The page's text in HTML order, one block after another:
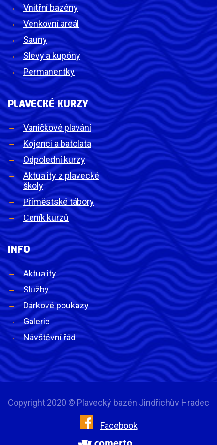
Vnitřní bazény
Venkovní areál
Sauny
Slevy a kupóny
Permanentky
PLAVECKÉ KURZY
Vaničkové plavání
Kojenci a batolata
Odpolední kurzy
Aktuality z plavecké
školy
Příměstské tábory
Ceník kurzů
INFO
Aktuality
Služby
Dárkové poukazy
Galerie
Návštěvní řád
Copyright 2020 © Plavecký bazén Jindřichův Hradec
Facebook